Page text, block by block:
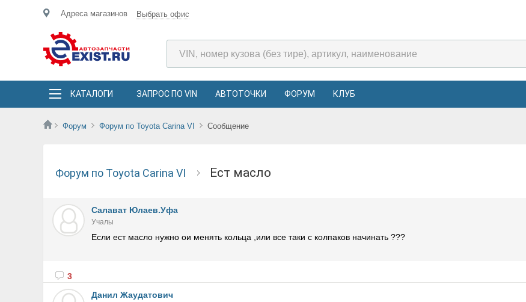
Адреса магазинов Выбрать офис
КАТАЛОГИ ЗАПРОС ПО VIN АВТОТОЧКИ ФОРУМ КЛУБ
Форум Форум по Toyota Carina VI Сообщение
Форум по Toyota Carina VI Ест масло
Салават Юлаев.Уфа
Учалы
Если ест масло нужно ои менять кольца ,или все таки с колпаков начинать ???
3
Данил Жаудатович